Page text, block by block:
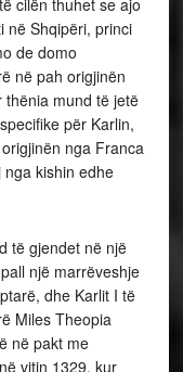
cilën thuhet se ajo
në Shqipëri, princi
de domo
në pah origjinën
thënia mund të jetë
për Karlin,
nga Franca
kishin edhe
të gjendet në një
një marrëveshje
dhe Karlit I të
Miles Theopia
në pakt me
vitin 1329, kur